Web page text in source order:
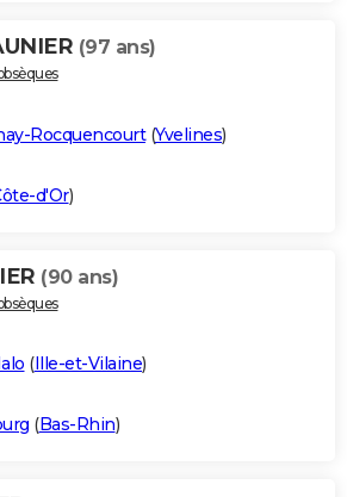
(97 ans)
Rocquencourt(Yvelines)
d'Or)
(90 ans)
(Ille-et-Vilaine)
(Bas-Rhin)